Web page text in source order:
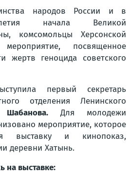
народов России и в
начала Великой
комсомольцы Херсонской
посвященное
жертв геноцида советского
первый секретарь
отделения Ленинского
Для молодежи
мероприятие, которое
выставку и кинопоказ,
деревни Хатынь.
на выставке: